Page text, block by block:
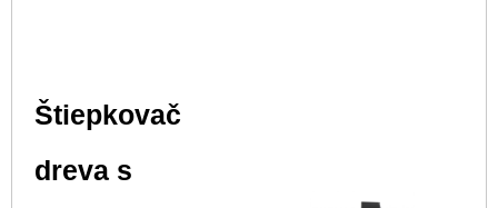
Štiepkovač
dreva s